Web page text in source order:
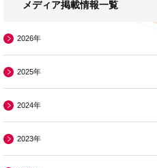
メディア掲載情報一覧
2026年
2025年
2024年
2023年